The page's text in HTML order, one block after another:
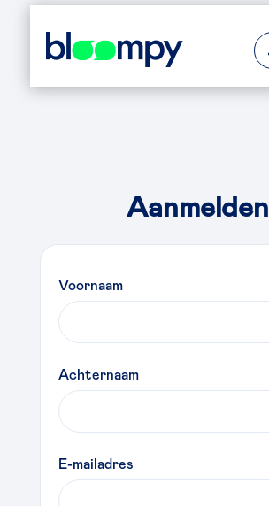
Aanmelden
Voornaam
Achternaam
E-mailadres